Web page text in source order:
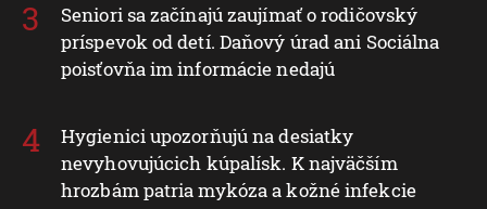
Seniori sa začínajú zaujímať o rodičovský
príspevok od detí. Daňový úrad ani Sociálna
poisťovňa im informácie nedajú
Hygienici upozorňujú na desiatky
nevyhovujúcich kúpalísk. K najväčším
hrozbám patria mykóza a kožné infekcie